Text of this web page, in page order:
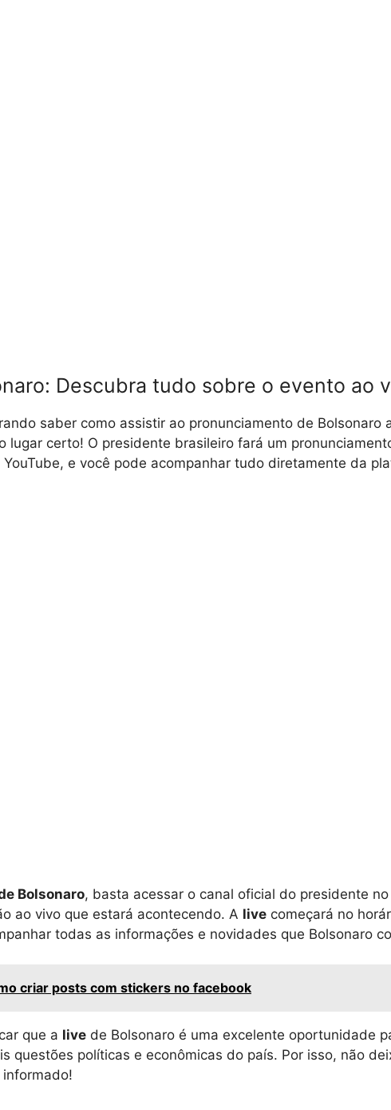
Descubra tudo sobre o evento ao
saber como assistir ao pronunciamento de Bolsonaro
lugar certo! O presidente brasileiro fará um
e você pode acompanhar tudo diretamente da
Bolsonaro, basta acessar o canal oficial do presidente no
ao vivo que estará acontecendo. A live começará no
todas as informações e novidades que Bolsonaro
criar posts com stickers no facebook
que a live de Bolsonaro é uma excelente oportunidade
questões políticas e econômicas do país. Por isso, não